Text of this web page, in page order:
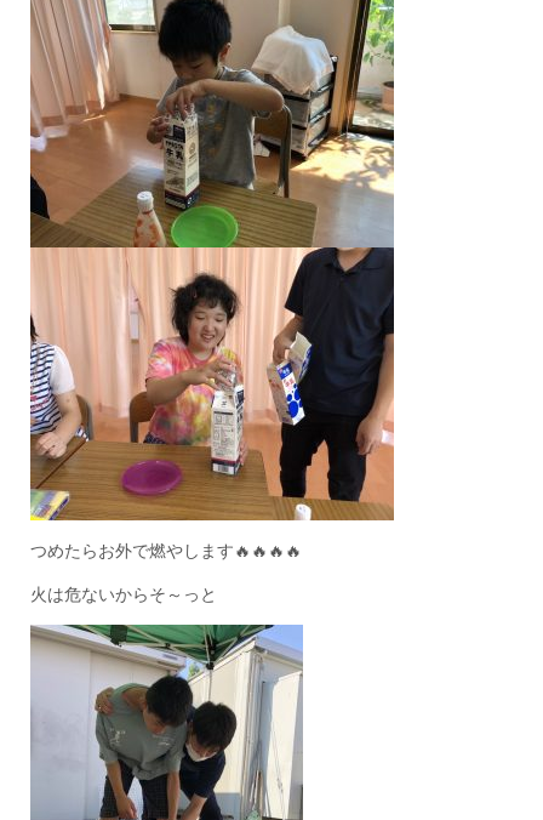
つめたらお外で燃やします🔥🔥🔥🔥
火は危ないからそ～っと